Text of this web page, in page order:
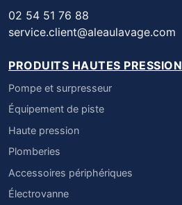
02 54 51 76 88
service.client@aleaulavage.com
PRODUITS HAUTES PRESSION
Pompe et surpresseur
Équipement de piste
Haute pression
Plomberies
Accessoires périphériques
Électrovanne